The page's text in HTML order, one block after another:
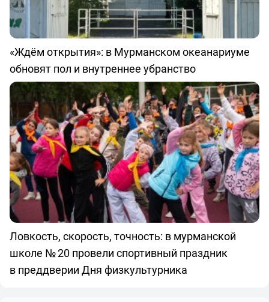
«Ждём открытия»: в Мурманском океанариуме
обновят пол и внутреннее убранство
Ловкость, скорость, точность: в мурманской
школе № 20 провели спортивный праздник
в преддверии Дня физкультурника